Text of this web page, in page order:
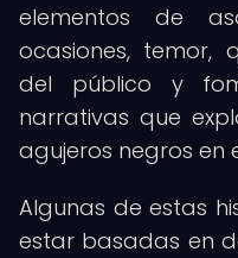
elementos de
ocasiones, temor,
del público y
narrativas que
agujeros negros en
Algunas de estas
estar basadas en